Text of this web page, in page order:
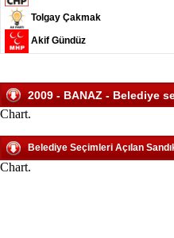
Tolgay Çakmak
Akif Gündüz
2009 - BANAZ - Belediye
Chart.
Belediye Seçimleri Açılan
Chart.